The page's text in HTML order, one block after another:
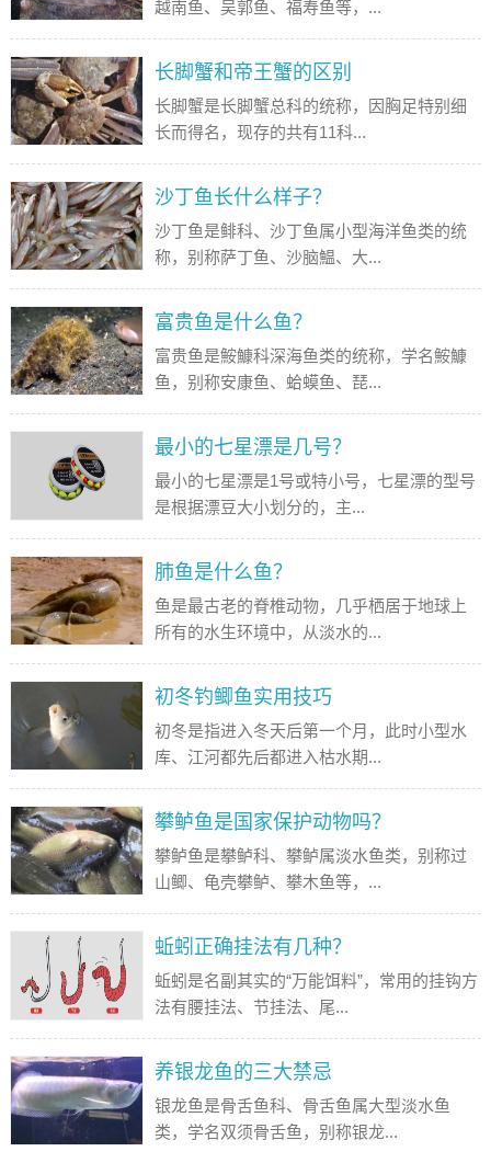
越南鱼、吴郭鱼、福寿鱼等，...
长脚蟹和帝王蟹的区别
长脚蟹是长脚蟹总科的统称，因胸足特别细
长而得名，现存的共有11科...
沙丁鱼长什么样子？
沙丁鱼是鲱科、沙丁鱼属小型海洋鱼类的统
称，别称萨丁鱼、沙脑鰛、大...
富贵鱼是什么鱼？
富贵鱼是鮟鱇科深海鱼类的统称，学名鮟鱇
鱼，别称安康鱼、蛤蟆鱼、琵...
最小的七星漂是几号？
最小的七星漂是1号或特小号，七星漂的型号
是根据漂豆大小划分的，主...
肺鱼是什么鱼？
鱼是最古老的脊椎动物，几乎栖居于地球上
所有的水生环境中，从淡水的...
初冬钓鲫鱼实用技巧
初冬是指进入冬天后第一个月，此时小型水
库、江河都先后都进入枯水期...
攀鲈鱼是国家保护动物吗？
攀鲈鱼是攀鲈科、攀鲈属淡水鱼类，别称过
山鲫、龟壳攀鲈、攀木鱼等，...
蚯蚓正确挂法有几种？
蚯蚓是名副其实的“万能饵料”，常用的挂钩方
法有腰挂法、节挂法、尾...
养银龙鱼的三大禁忌
银龙鱼是骨舌鱼科、骨舌鱼属大型淡水鱼
类，学名双须骨舌鱼，别称银龙...